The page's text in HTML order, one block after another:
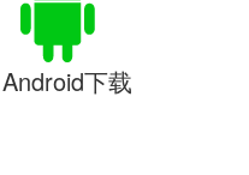
Android下载